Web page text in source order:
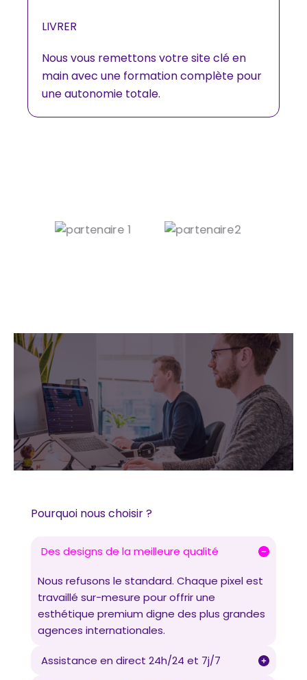
LIVRER
Nous vous remettons votre site clé en
main avec une formation complète pour
une autonomie totale.
Pourquoi nous choisir ?
Des designs de la meilleure qualité
Nous refusons le standard. Chaque pixel est
travaillé sur-mesure pour offrir une
esthétique premium digne des plus grandes
agences internationales.
Assistance en direct 24h/24 et 7j/7